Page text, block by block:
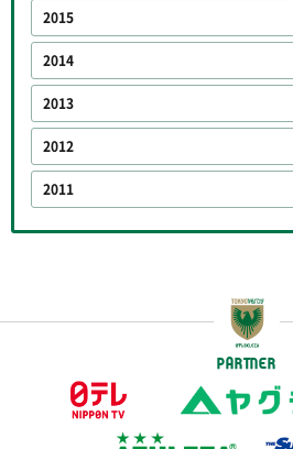
2015
2014
2013
2012
2011
PARTNER